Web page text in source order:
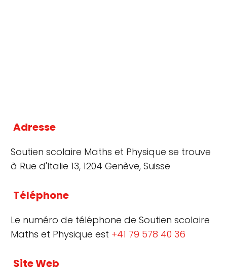
Adresse
Soutien scolaire Maths et Physique se trouve
à Rue d'Italie 13, 1204 Genève, Suisse
Téléphone
Le numéro de téléphone de Soutien scolaire
Maths et Physique est +41 79 578 40 36
Site Web